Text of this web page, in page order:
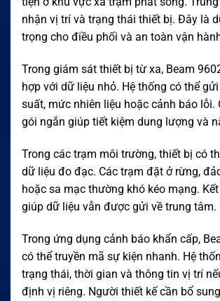
nhận vị trí và trạng thái thiết bị. Đây là
trọng cho điều phối và an toàn vận
Trong giám sát thiết bị từ xa, Beam
hợp với dữ liệu nhỏ. Hệ thống có thể
suất, mức nhiên liệu hoặc cảnh báo lỗi.
gói ngắn giúp tiết kiệm dung lượng và
Trong các trạm môi trường, thiết bị có
dữ liệu đo đạc. Các trạm đặt ở rừng,
hoặc sa mạc thường khó kéo mạng.
giúp dữ liệu vẫn được gửi về trung tâm.
Trong ứng dụng cảnh báo khẩn cấp,
có thể truyền mã sự kiện nhanh. Hệ
trạng thái, thời gian và thông tin vị trí
định vị riêng. Người thiết kế cần bổ